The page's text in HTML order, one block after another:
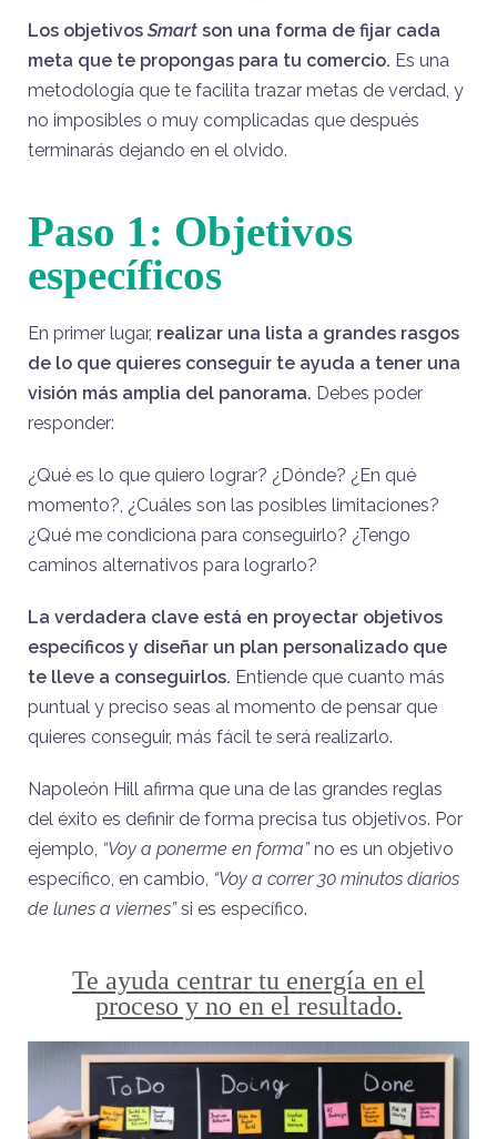
Los objetivos Smart son una forma de fijar cada
meta que te propongas para tu comercio. Es una
metodología que te facilita trazar metas de verdad, y
no imposibles o muy complicadas que después
terminarás dejando en el olvido.
Paso 1: Objetivos
específicos
En primer lugar, realizar una lista a grandes rasgos
de lo que quieres conseguir te ayuda a tener una
visión más amplia del panorama. Debes poder
responder:
¿Qué es lo que quiero lograr? ¿Dónde? ¿En qué
momento?, ¿Cuáles son las posibles limitaciones?
¿Qué me condiciona para conseguirlo? ¿Tengo
caminos alternativos para lograrlo?
La verdadera clave está en proyectar objetivos
específicos y diseñar un plan personalizado que
te lleve a conseguirlos. Entiende que cuanto más
puntual y preciso seas al momento de pensar que
quieres conseguir, más fácil te será realizarlo.
Napoleón Hill afirma que una de las grandes reglas
del éxito es definir de forma precisa tus objetivos. Por
ejemplo, “Voy a ponerme en forma”no es un objetivo
específico, en cambio, “Voy a correr 30 minutos diarios
de lunes a viernes”si es específico.
Te ayuda centrar tu energía en el
proceso y no en el resultado.